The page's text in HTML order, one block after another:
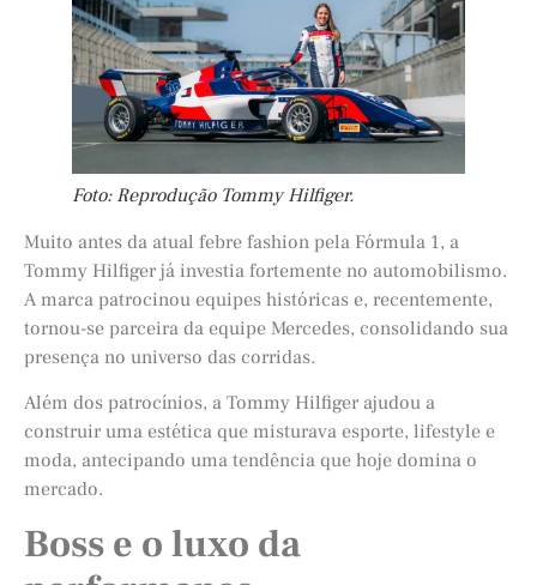
Foto: Reprodução Tommy Hilfiger.
Muito antes da atual febre fashion pela Fórmula 1, a
Tommy Hilfiger já investia fortemente no automobilismo.
A marca patrocinou equipes históricas e, recentemente,
tornou-se parceira da equipe Mercedes, consolidando sua
presença no universo das corridas.
Além dos patrocínios, a Tommy Hilfiger ajudou a
construir uma estética que misturava esporte, lifestyle e
moda, antecipando uma tendência que hoje domina o
mercado.
Boss e o luxo da